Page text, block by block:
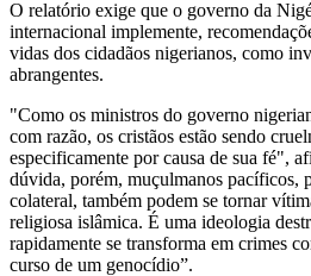
O relatório exige que o governo da
internacional implemente,
vidas dos cidadãos nigerianos, como
abrangentes.
"Como os ministros do governo
com razão, os cristãos estão sendo
especificamente por causa de sua fé",
dúvida, porém, muçulmanos pacíficos,
colateral, também podem se tornar
religiosa islâmica. É uma ideologia
rapidamente se transforma em crimes
curso de um genocídio”.